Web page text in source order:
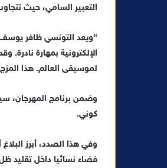
التعبير السامي، حيث
“ويعد التونسي ظافر يوسف
الإلكترونية بمهارة
لموسيقى العالم. هذا
وضمن برنامج المهرجان،
كوني.
وفي هذا الصدد، أبرز
فضاء نسائيا داخل تقليد